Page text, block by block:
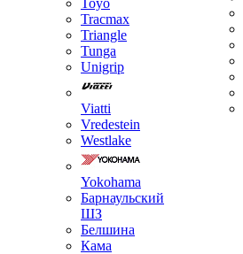
Toyo
Tracmax
Triangle
Tunga
Unigrip
Viatti
Vredestein
Westlake
Yokohama
Барнаульский
ШЗ
Белшина
Кама